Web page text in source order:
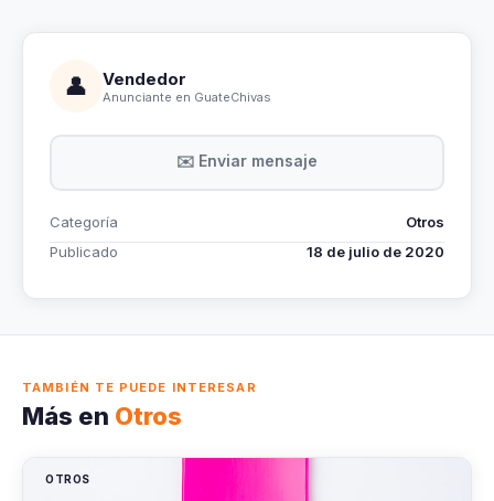
👤 Vendedor
Anunciante en GuateChivas
✉️ Enviar mensaje
Categoría
Otros
Publicado
18 de julio de 2020
TAMBIÉN TE PUEDE INTERESAR
Más en Otros
OTROS